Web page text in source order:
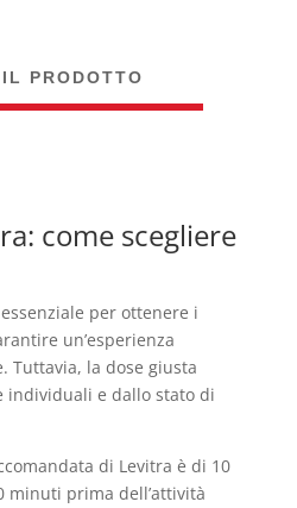
PRODOTTO
come scegliere
per ottenere i
un’esperienza
Tuttavia, la dose giusta
individuali e dallo stato di
di Levitra è di 10
minuti prima dell’attività